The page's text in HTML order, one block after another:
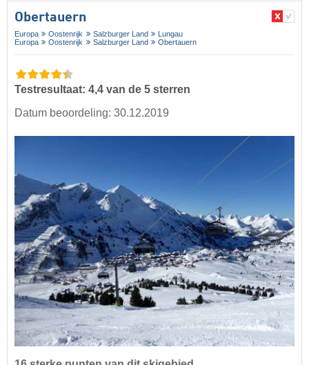
Obertauern
Europa Oostenrijk Salzburger Land
Lungau
Europa
Oostenrijk Salzburger Land Obertauern
Testresultaat: 4,4 van de 5 sterren
Datum beoordeling: 30.12.2019